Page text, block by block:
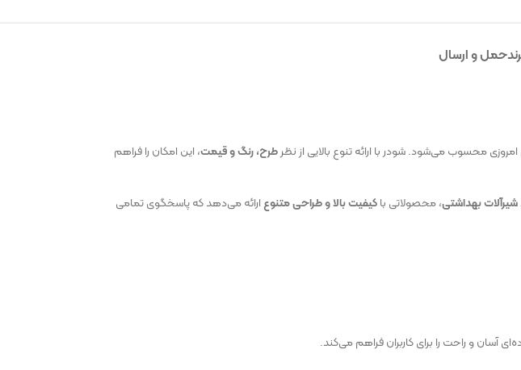
حمل و ارسال
محسوب می‌شود. شودر با ارائه تنوع بالایی از نظرطرح، رنگ و قیمت، این امکان را فراهم
شیرآلات بهداشتی، محصولاتی باکیفیت بالا و طراحی متنوعارائه می‌دهد که پاسخگوی تمامی
آسان و راحت را برای کاربران فراهم می‌کند.